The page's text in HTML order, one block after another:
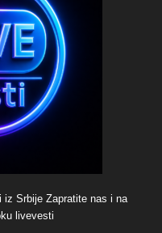
Srbije Zapratite nas i na
livevesti